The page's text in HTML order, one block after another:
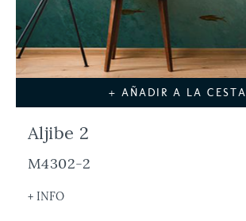
+ AÑADIR A LA CESTA
Aljibe 2
M4302-2
+ INFO